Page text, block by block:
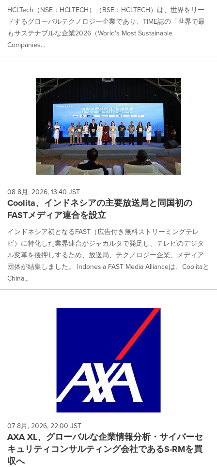
HCLTech（NSE：HCLTECH）（BSE：HCLTECH）は、世界をリー
ドするグローバルテクノロジー企業であり、TIME誌の「世界で最
もサステナブルな企業2026（World's Most Sustainable
Companies...
08 8月, 2026, 13:40 JST
Coolita、インドネシアの主要放送局と同国初の
FASTメディア連合を設立
インドネシア初となるFAST（広告付き無料ストリーミングテレ
ビ）に特化した業界連合がジャカルタで発足し、テレビのデジタ
ル変革を後押しするため、放送局、テクノロジー企業、メディア
団体が結集しました。 Indonesia FAST Media Allianceは、Coolitaと
China...
07 8月, 2026, 22:00 JST
AXA XL、グローバルな企業情報分析・サイバーセ
キュリティコンサルティング会社であるS-RMを買
収へ